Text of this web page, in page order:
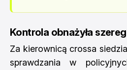
Kontrola obnażyła
Za kierownicą crossa
sprawdzania w